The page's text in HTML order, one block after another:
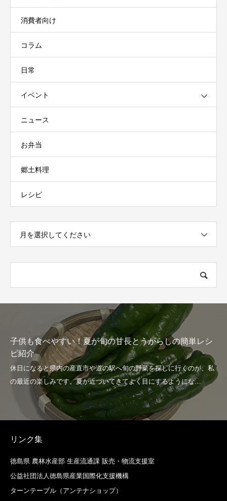
消費者向け
コラム
日常
イベント
ニュース
お弁当
郷土料理
レシピ
月を選択してください
！夏が旬の甘長とうがらしの簡単レシ
夏きゅうりの
い1品！
リンク集
徳島県 農林水産部 生産流通課 販売・物流支援室
公益社団法人徳島県産業国際化支援機構
ターンテーブル（アンテナショップ）